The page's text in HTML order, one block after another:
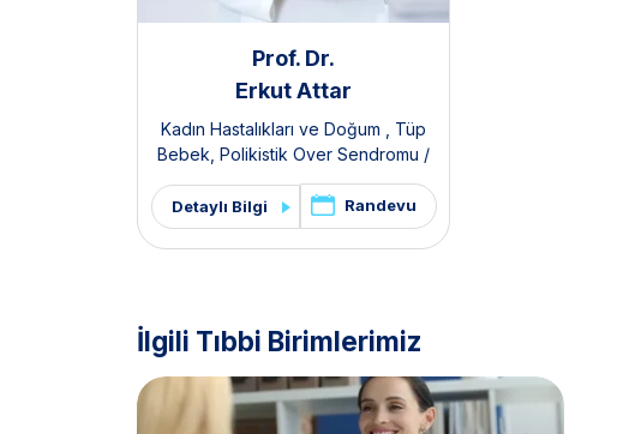
Prof. Dr.
Erkut Attar
Kadın Hastalıkları ve Doğum
Tüp
Bebek Polikistik Over Sendromu /
PKOS ve Hirsutizm Kliniği,Pelvik Ağrı
ve Endometriozis Kliniği
Detaylı Bilgi Randevu
İlgili Tıbbi Birimlerimiz